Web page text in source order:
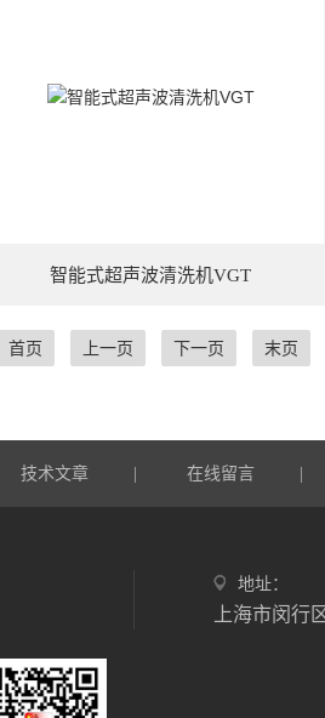
智能式超声波清洗机VGT
首页 上一页 下一页 末页
技术文章 在线留言
地址：